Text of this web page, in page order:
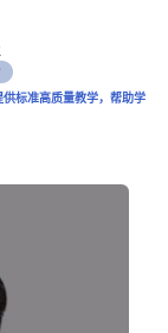
标准高质量教学，帮助学
Next